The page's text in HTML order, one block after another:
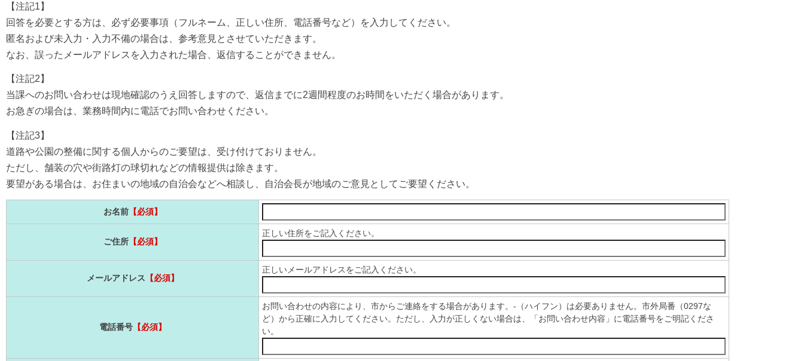
【注記1】
回答を必要とする方は、必ず必要事項（フルネーム、正しい住所、電話番号など）を入力してください。
匿名および未入力・入力不備の場合は、参考意見とさせていただきます。
なお、誤ったメールアドレスを入力された場合、返信することができません。
【注記2】
当課へのお問い合わせは現地確認のうえ回答しますので、返信までに2週間程度のお時間をいただく場合があります。
お急ぎの場合は、業務時間内に電話でお問い合わせください。
【注記3】
道路や公園の整備に関する個人からのご要望は、受け付けておりません。
ただし、舗装の穴や街路灯の球切れなどの情報提供は除きます。
要望がある場合は、お住まいの地域の自治会などへ相談し、自治会長が地域のご意見としてご要望ください。
お名前【必須】
ご住所【必須】
正しい住所をご記入ください。
メールアドレス 【必須】
正しいメールアドレスをご記入ください。
電話番号【必須】
お問い合わせの内容により、市からご連絡をする場合があります。-（ハイフン）は必要ありません。市外局番（0297な
ど）から正確に入力してください。ただし、入力が正しくない場合は、「お問い合わせ内容」に電話番号をご明記くださ
い。